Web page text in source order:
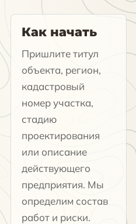
Как начать
Пришлите титул
объекта, регион,
кадастровый
номер участка,
стадию
проектирования
или описание
действующего
предприятия. Мы
определим состав
работ и риски.